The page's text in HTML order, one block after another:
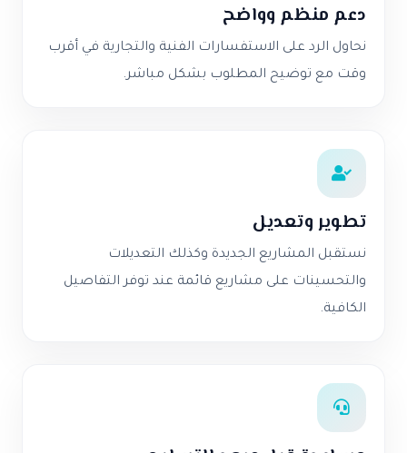
دعم منظم وواضح
نحاول الرد على الاستفسارات الفنية والتجارية في أقرب
وقت مع توضيح المطلوب بشكل مباشر.
تطوير وتعديل
نستقبل المشاريع الجديدة وكذلك التعديلات
والتحسينات على مشاريع قائمة عند توفر التفاصيل
الكافية.